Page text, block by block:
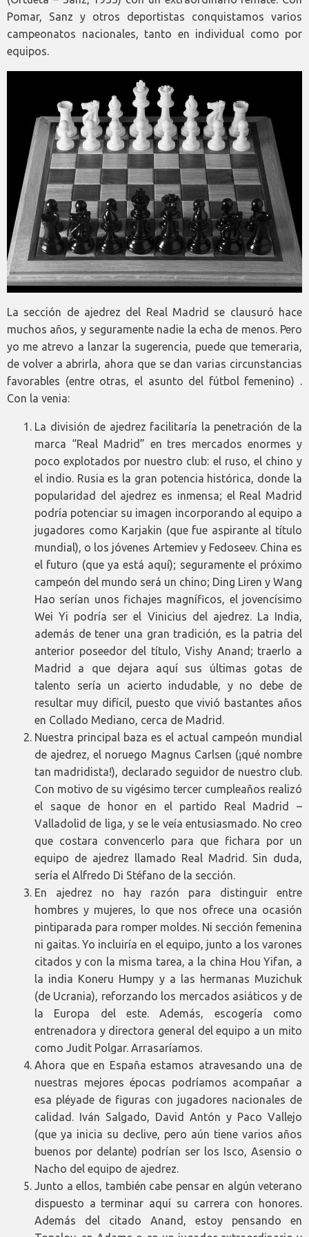
Pomar, Sanz y otros deportistas conquistamos varios
campeonatos nacionales, tanto en individual como por
equipos.
La sección de ajedrez del Real Madrid se clausuró hace
muchos años, y seguramente nadie la echa de menos. Pero
yo me atrevo a lanzar la sugerencia, puede que temeraria,
de volver a abrirla, ahora que se dan varias circunstancias
favorables (entre otras, el asunto del fútbol femenino) .
Con la venia:
La división de ajedrez facilitaría la penetración de la
marca “Real Madrid” en tres mercados enormes y
poco explotados por nuestro club: el ruso, el chino y
el indio. Rusia es la gran potencia histórica, donde la
popularidad del ajedrez es inmensa; el Real Madrid
podría potenciar su imagen incorporando al equipo a
jugadores como Karjakin (que fue aspirante al título
mundial), o los jóvenes Artemiev y Fedoseev. China es
el futuro (que ya está aquí); seguramente el próximo
campeón del mundo será un chino; Ding Liren y Wang
Hao serían unos fichajes magníficos, el jovencísimo
Wei Yi podría ser el Vinicius del ajedrez. La India,
además de tener una gran tradición, es la patria del
anterior poseedor del título, Vishy Anand; traerlo a
Madrid a que dejara aquí sus últimas gotas de
talento sería un acierto indudable, y no debe de
resultar muy difícil, puesto que vivió bastantes años
en Collado Mediano, cerca de Madrid.
Nuestra principal baza es el actual campeón mundial
de ajedrez, el noruego Magnus Carlsen (¡qué nombre
tan madridista!), declarado seguidor de nuestro club.
Con motivo de su vigésimo tercer cumpleaños realizó
el saque de honor en el partido Real Madrid –
Valladolid de liga, y se le veía entusiasmado. No creo
que costara convencerlo para que fichara por un
equipo de ajedrez llamado Real Madrid. Sin duda,
sería el Alfredo Di Stéfano de la sección.
En ajedrez no hay razón para distinguir entre
hombres y mujeres, lo que nos ofrece una ocasión
pintiparada para romper moldes. Ni sección femenina
ni gaitas. Yo incluiría en el equipo, junto a los varones
citados y con la misma tarea, a la china Hou Yifan, a
la india Koneru Humpy y a las hermanas Muzichuk
(de Ucrania), reforzando los mercados asiáticos y de
la Europa del este. Además, escogería como
entrenadora y directora general del equipo a un mito
como Judit Polgar. Arrasaríamos.
Ahora que en España estamos atravesando una de
nuestras mejores épocas podríamos acompañar a
esa pléyade de figuras con jugadores nacionales de
calidad. Iván Salgado, David Antón y Paco Vallejo
(que ya inicia su declive, pero aún tiene varios años
buenos por delante) podrían ser los Isco, Asensio o
Nacho del equipo de ajedrez.
Junto a ellos, también cabe pensar en algún veterano
dispuesto a terminar aquí su carrera con honores.
Además del citado Anand, estoy pensando en